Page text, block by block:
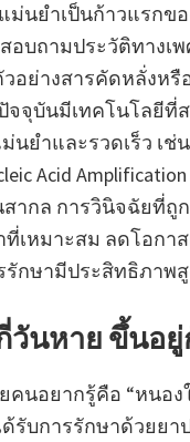
ม่นยำเป็นก้าวแรกข
บถามประวัติทางเพ
อย่างสารคัดหลั่งหรื
จจุบันมีเทคโนโลยีที่
นยำและรวดเร็ว เช่
Acid
สากล การวินิจฉัยที่ถู
เหมาะสม ลดโอกา
รักษามีประสิทธิภาพ
วันหาย ขึ้นอยู่
คนอยากรู้คือ “หนอง
รับการรักษาด้วยยา